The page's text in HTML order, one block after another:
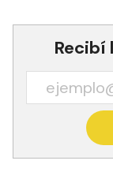
Recibí